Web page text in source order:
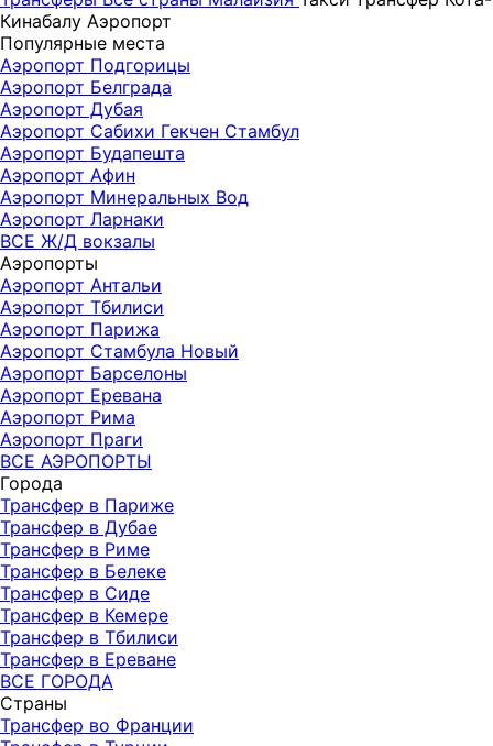
Кинабалу Аэропорт
Популярные места
Аэропорт Подгорицы
Аэропорт Белграда
Аэропорт Дубая
Аэропорт Сабихи Гекчен Стамбул
Аэропорт Будапешта
Аэропорт Афин
Аэропорт Минеральных Вод
Аэропорт Ларнаки
ВСЕ Ж/Д вокзалы
Аэропорты
Аэропорт Антальи
Аэропорт Тбилиси
Аэропорт Парижа
Аэропорт Стамбула Новый
Аэропорт Барселоны
Аэропорт Еревана
Аэропорт Рима
Аэропорт Праги
ВСЕ АЭРОПОРТЫ
Города
Трансфер в Париже
Трансфер в Дубае
Трансфер в Риме
Трансфер в Белеке
Трансфер в Сиде
Трансфер в Кемере
Трансфер в Тбилиси
Трансфер в Ереване
ВСЕ ГОРОДА
Страны
Трансфер во Франции